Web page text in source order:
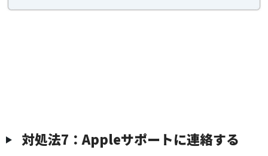
対処法7：Appleサポートに連絡する